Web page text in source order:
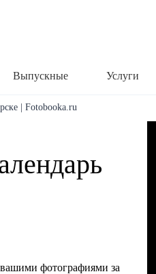
Выпускные Услуги
| Fotobooka.ru
фотографиями за